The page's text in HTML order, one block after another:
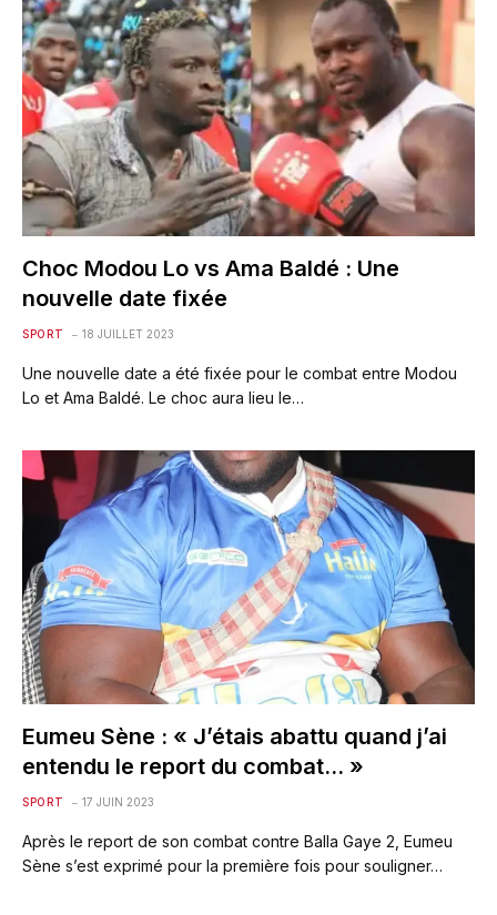
Choc Modou Lo vs Ama Baldé : Une
nouvelle date fixée
SPORT 18 JUILLET 2023
Une nouvelle date a été fixée pour le combat entre Modou
Lo et Ama Baldé. Le choc aura lieu le…
Eumeu Sène : « J’étais abattu quand j’ai
entendu le report du combat… »
SPORT 17 JUIN 2023
Après le report de son combat contre Balla Gaye 2, Eumeu
Sène s’est exprimé pour la première fois pour souligner…